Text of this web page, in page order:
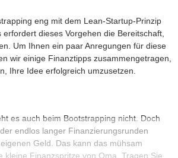
eng mit dem Lean-Startup-Prinzip
dieses Vorgehen die Bereitschaft,
Um Ihnen ein paar Anregungen für diese
wir einige Finanztipps zusammengetragen,
Ihre Idee erfolgreich umzusetzen.
es auch beim Bootstrapping nicht. Doch
endlos langer Finanzierungsrunden
Geld. Das kann das mühsam
kleine Finanzspritze von Oma. Tragen Sie